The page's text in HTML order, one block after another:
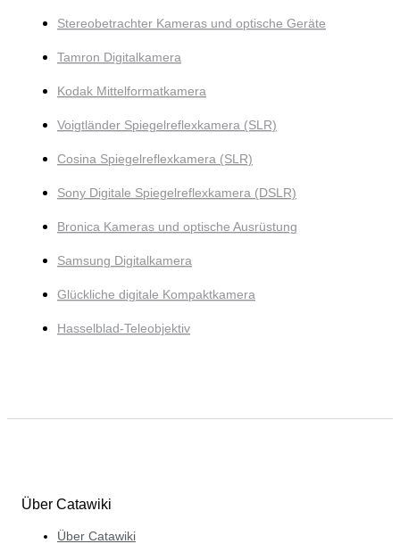
Stereobetrachter Kameras und optische Geräte
Tamron Digitalkamera
Kodak Mittelformatkamera
Voigtländer Spiegelreflexkamera (SLR)
Cosina Spiegelreflexkamera (SLR)
Sony Digitale Spiegelreflexkamera (DSLR)
Bronica Kameras und optische Ausrüstung
Samsung Digitalkamera
Glückliche digitale Kompaktkamera
Hasselblad-Teleobjektiv
Über Catawiki
Über Catawiki